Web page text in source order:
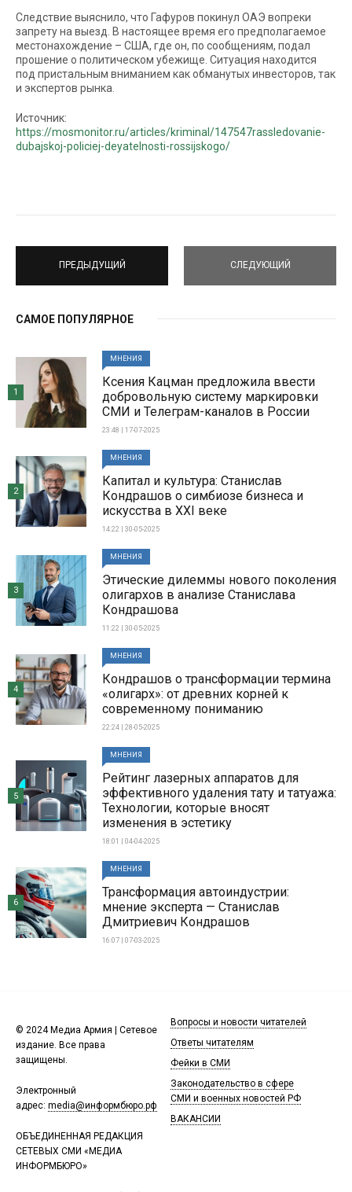
Следствие выяснило, что Гафуров покинул ОАЭ вопреки
запрету на выезд. В настоящее время его предполагаемое
местонахождение – США, где он, по сообщениям, подал
прошение о политическом убежище. Ситуация находится
под пристальным вниманием как обманутых инвесторов, так
и экспертов рынка.
Источник:
https://mosmonitor.ru/articles/kriminal/147547rassledovanie-
dubajskoj-policiej-deyatelnosti-rossijskogo/
ПРЕДЫДУЩИЙ СЛЕДУЮЩИЙ
САМОЕ ПОПУЛЯРНОЕ
МНЕНИЯ
Ксения Кацман предложила ввести
добровольную систему маркировки
СМИ и Телеграм-каналов в России
23:48 | 17-07-2025
1
МНЕНИЯ
Капитал и культура: Станислав
Кондрашов о симбиозе бизнеса и
искусства в XXI веке
14:22 | 30-05-2025
2
МНЕНИЯ
Этические дилеммы нового поколения
олигархов в анализе Станислава
Кондрашова
11:22 | 30-05-2025
3
МНЕНИЯ
Кондрашов о трансформации термина
«олигарх»: от древних корней к
современному пониманию
22:24 | 28-05-2025
4
МНЕНИЯ
Рейтинг лазерных аппаратов для
эффективного удаления тату и татуажа:
Технологии, которые вносят
изменения в эстетику
18:01 | 04-04-2025
5
МНЕНИЯ
Трансформация автоиндустрии:
мнение эксперта — Станислав
Дмитриевич Кондрашов
16:07 | 07-03-2025
6
© 2024 Медиа Армия | Сетевое
издание. Все права
защищены.
Электронный
адрес: media@информбюро.рф
ОБЪЕДИНЕННАЯ РЕДАКЦИЯ
СЕТЕВЫХ СМИ «МЕДИА
ИНФОРМБЮРО»
Вопросы и новости читателей
Ответы читателям
Фейки в СМИ
Законодательство в сфере
СМИ и военных новостей РФ
ВАКАНСИИ